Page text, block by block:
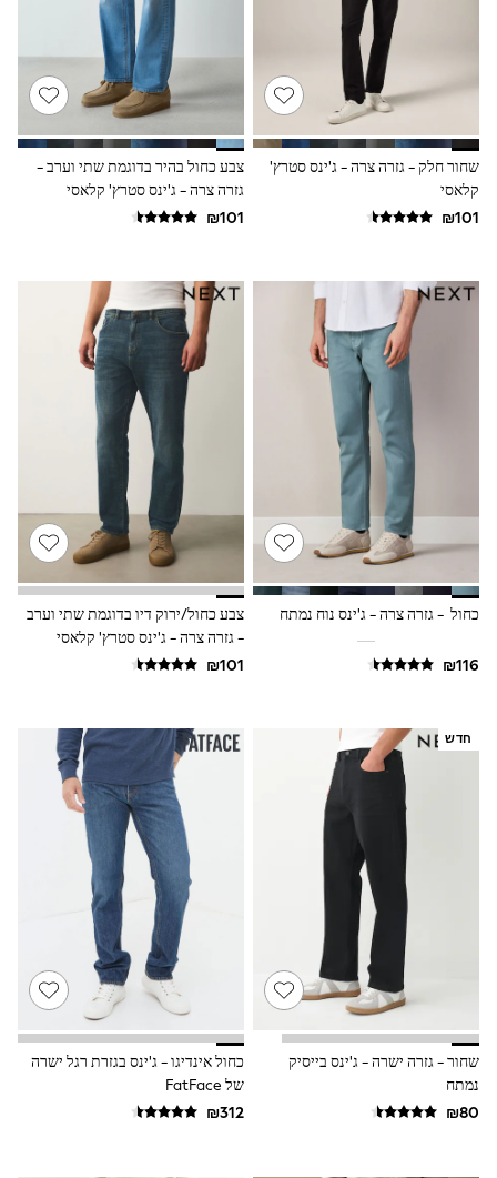
116 - 134cm
134 - 152cm
152 - 164cm
166 - 168cm
Trending Now: Baggy Jeans
The White Edit
Trending Now: Wide Leg Trousers
Holiday Shop
Gamer
THE SET
Bodysuits & Vests
Coats & Jackets
Hoodies
Jeans
Joggers
Jumpers & Knitwear
Loungewear
Nightwear & Pyjamas
Pants & Chinos
Polo Shirts
Schoolwear
Sets & Outfits
Shirts
Shorts
Sportswear
Suits & Waistcoats
Sweatshirts & Hoodies
Swimwear
T-Shirts
Tops & T-Shirts
Shorts
Sandals & Sliders
Rash Vests
Sun Safe Swimwear
Sun Hats & Caps
Shop All Footwear
Boots
School Shoes
Slippers
Sneakers & Pumps
Wide Fit
Fleeces
Gilets
Hooded
Parkas
Puffers
Shackets
שחור חלק - גזרה צרה - ג'ינס סטרץ'
קלאסי
צבע כחול בהיר בדוגמת שתי וערב -
גזרה צרה - ג'ינס סטרץ' קלאסי
כחול - גזרה צרה - ג'ינס נוח נמתח
צבע כחול/ירוק דיו בדוגמת שתי וערב
- גזרה צרה - ג'ינס סטרץ' קלאסי
חדש
שחור - גזרה ישרה - ג'ינס בייסיק
נמתח
כחול אינדיגו - ג'ינס בגזרת רגל ישרה
של FatFace